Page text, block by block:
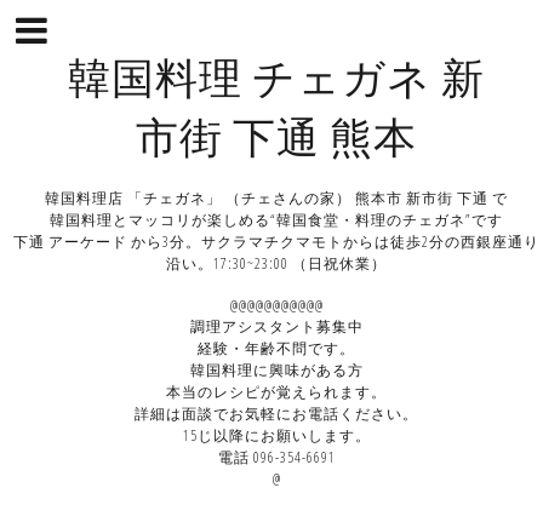
韓国料理 チェガネ 新
市街 下通 熊本
韓国料理店 「チェガネ」 （チェさんの家） 熊本市 新市街 下通 で
韓国料理とマッコリが楽しめる“韓国食堂・料理のチェガネ”です
下通 アーケード から3分。サクラマチクマモトからは徒歩2分の西銀座通り
沿い。17:30~23:00 （日祝休業）
@@@@@@@@@@@
調理アシスタント募集中
経験・年齢不問です。
韓国料理に興味がある方
本当のレシピが覚えられます。
詳細は面談でお気軽にお電話ください。
15じ以降にお願いします。
電話 096-354-6691
@